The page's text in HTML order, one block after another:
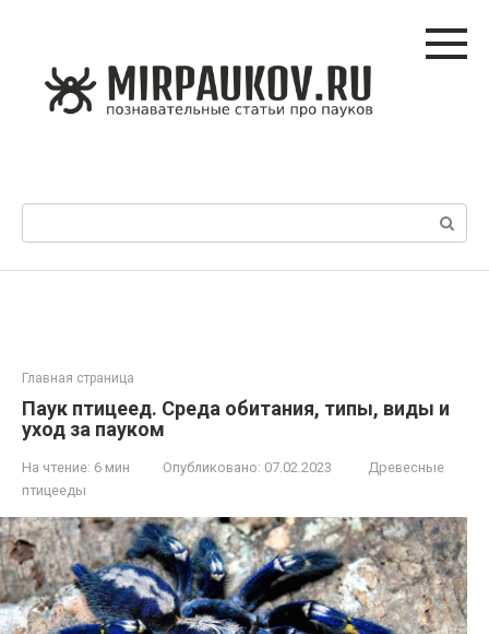
Главная страница
Паук птицеед. Среда обитания, типы, виды и
уход за пауком
На чтение: 6 мин Опубликовано: 07.02.2023
Древесные
птицееды